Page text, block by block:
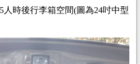
人時後行李箱空間(圖為24吋中型